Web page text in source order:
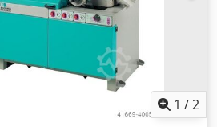
- Bruks- og
sveisemaskin (L x B x H):
kjøleaggregat (L x B x H):
sveisemaskin: 45 kg Vekt
stand Uten tilbehør Pris gjelder
1x strømkilde og 1x vannkjøler.
1 /2